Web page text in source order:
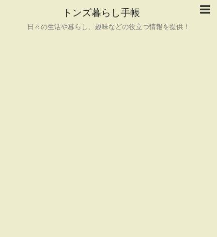
トンズ暮らし手帳
日々の生活や暮らし、趣味などの役立つ情報を提供！